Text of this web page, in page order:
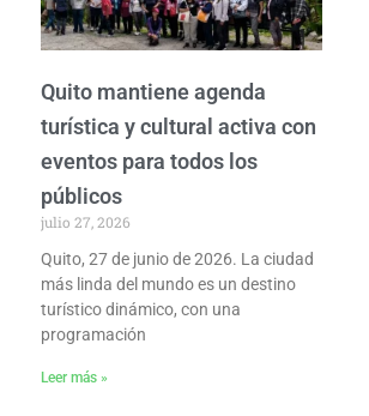
Quito mantiene agenda
turística y cultural activa con
eventos para todos los
públicos
julio 27, 2026
Quito, 27 de junio de 2026. La ciudad
más linda del mundo es un destino
turístico dinámico, con una
programación
Leer más »
e
e